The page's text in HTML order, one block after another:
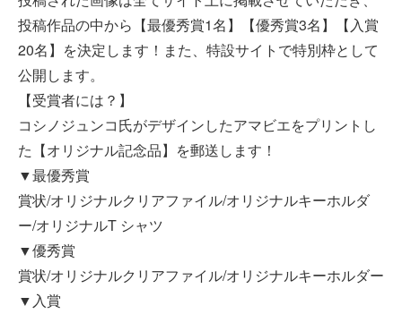
投稿作品の中から【最優秀賞1名】【優秀賞3名】【入賞
20名】を決定します！また、特設サイトで特別枠として
公開します。
【受賞者には？】
コシノジュンコ氏がデザインしたアマビエをプリントし
た【オリジナル記念品】を郵送します！
▼最優秀賞
賞状/オリジナルクリアファイル/オリジナルキーホルダ
ー/オリジナルT シャツ
▼優秀賞
賞状/オリジナルクリアファイル/オリジナルキーホルダー
▼入賞